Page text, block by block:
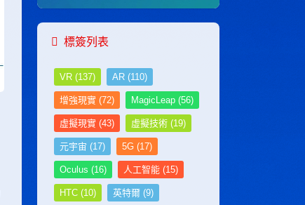
环境工程师考试网
会计师考试网
会展策划师考试网
机电工程师考试网
机器人工程师考试网
机械工程师考试网
计算机工程师
计算机应用工程师考试网
家具设计师考试网
家政管理师考试网
监理工程师考试网
建筑安装工程师考试网
建筑八大员考试网
建筑工程师考试网
標簽列表
VR (137) AR (110)
增強現實 (72) MagicLeap (56)
虛擬現實 (43) 虛擬技術 (19)
元宇宙 (17) 5G (17)
Oculus (16) 人工智能 (15)
HTC (10) 英特爾 (9)